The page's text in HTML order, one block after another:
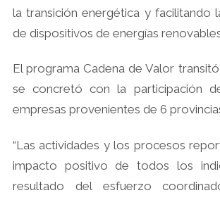
la transición energética y facilitando
de dispositivos de energías
El programa Cadena de Valor
se concretó con la participación
empresas provenientes de 6
“Las actividades y los procesos
impacto positivo de todos los
resultado del esfuerzo